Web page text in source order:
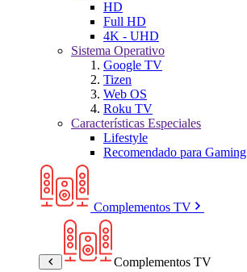
HD
Full HD
4K - UHD
Sistema Operativo
Google TV
Tizen
Web OS
Roku TV
Características Especiales
Lifestyle
Recomendado para Gaming
Complementos TV
Complementos TV